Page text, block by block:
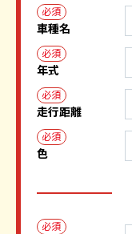
必須
車種名
必須
年式
必須
走行距離
必須
色
必須